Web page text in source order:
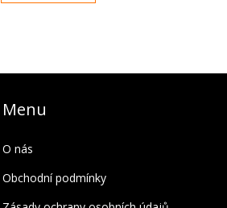
Menu
O nás
Obchodní podmínky